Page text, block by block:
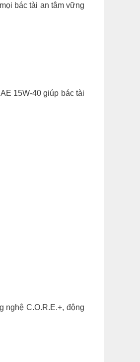
bác tài an tâm vững
15W-40 giúp bác tài
nghệ C.O.R.E.+, động